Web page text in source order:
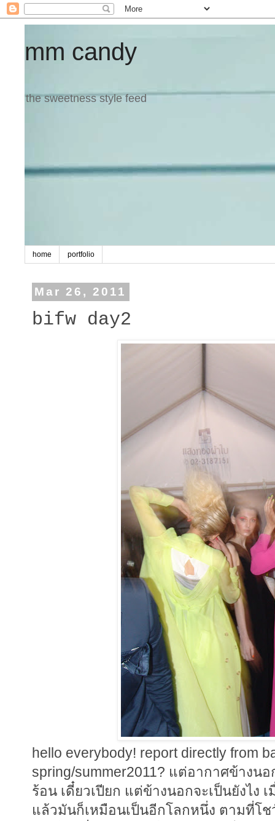
mm candy
the sweetness style feed
home portfolio
Mar 26, 2011
bifw day2
hello everybody! report directly from
spring/summer2011? แต่อากาศข้างน
ร้อน เดี๋ยวเปียก แต่ข้างนอกจะเป็นยังไง
แล้วมันก็เหมือนเป็นอีกโลกหนึ่ง ตามที่โ